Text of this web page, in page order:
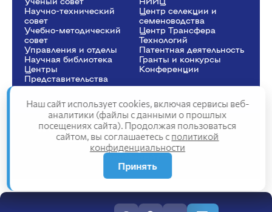
Научно-технический
совет
Учебно-методический
совет
Управления и отделы
Научная библиотека
Центры
Представительства
Центр селекции и
семеноводства
Центр Трансфера
Технологий
Патентная деятельность
Гранты и конкурсы
Конференции
Сведения об образовательной организации
Политика конфиденциальности
Структура сайта
2025
Наш сайт использует cookies, включая сервисы веб-
аналитики (файлы с данными о прошлых
посещениях сайта). Продолжая пользоваться
сайтом, вы соглашаетесь с политикой
конфиденциальности
Принять